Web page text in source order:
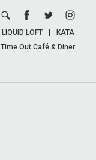
LIQUID LOFT
KATA
Time Out Café & Diner